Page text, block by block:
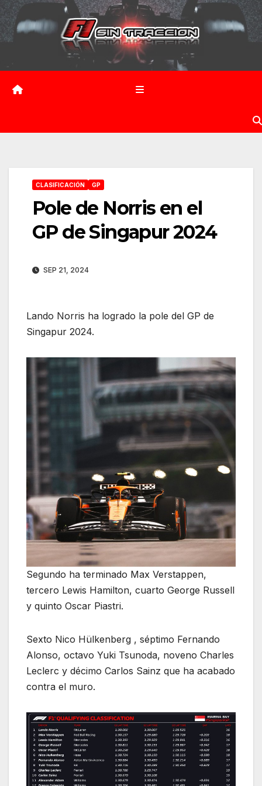
Saltar
contenido
CLASIFICACIÓN GP
Pole de Norris en el
GP de Singapur 2024
SEP 21, 2024
Lando Norris ha logrado la pole del GP de
Singapur 2024.
Segundo ha terminado Max Verstappen,
tercero Lewis Hamilton, cuarto George Russell
y quinto Oscar Piastri.
Sexto Nico Hülkenberg , séptimo Fernando
Alonso, octavo Yuki Tsunoda, noveno Charles
Leclerc y décimo Carlos Sainz que ha acabado
contra el muro.